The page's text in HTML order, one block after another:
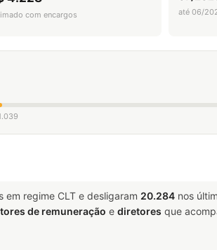
com encargos até 06/
em regime CLT e desligaram 20.284 nos
de remuneração e diretores que